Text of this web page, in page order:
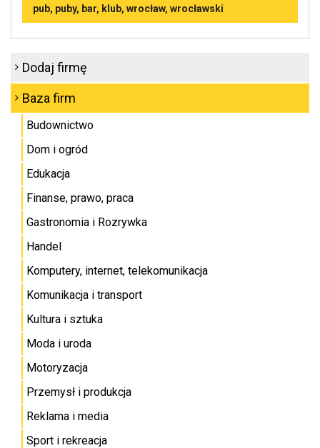
pub, puby, bar, klub, wrocław, wrocławski
Dodaj firmę
Baza firm
Budownictwo
Dom i ogród
Edukacja
Finanse, prawo, praca
Gastronomia i Rozrywka
Handel
Komputery, internet, telekomunikacja
Komunikacja i transport
Kultura i sztuka
Moda i uroda
Motoryzacja
Przemysł i produkcja
Reklama i media
Sport i rekreacja